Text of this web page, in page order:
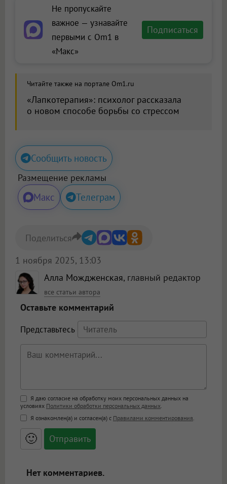
Не пропускайте
важное — узнавайте
первыми с Om1 в
«Макс»
Подписаться
Читайте также на портале Om1.ru
«Лапкотерапия»: психолог рассказала
о новом способе борьбы со стрессом
Сообщить новость
Размещение рекламы
Макс Телеграм
Алла Мождженская, главный редактор
все статьи автора
1 ноября 2025, 13:03
Поделиться
Оставьте комментарий
Представьтесь
Поддержка HTML
<b>, <strong>, <u>, <i>, <em>, <s>, <big>,
<small>, <sup>, <sub>, <pre>, <ul>, <ol>, <li>,
<blockquote>, <code> экранирует HTML,
адреса URL автоматически становятся
ссылками, и [img]адрес[/img] будет
Я даю согласие на обработку моих персональных данных на
условиях Политики обработки персональных данных
Я ознакомлен(а) и согласен(а) с Правилами комментирования
🙂
Нет комментариев.